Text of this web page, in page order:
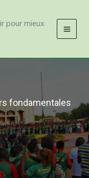
pour mieux
fondamentales